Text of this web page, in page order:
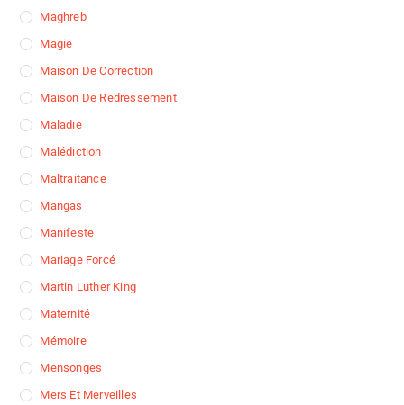
Maghreb
Magie
Maison De Correction
Maison De Redressement
Maladie
Malédiction
Maltraitance
Mangas
Manifeste
Mariage Forcé
Martin Luther King
Maternité
Mémoire
Mensonges
Mers Et Merveilles